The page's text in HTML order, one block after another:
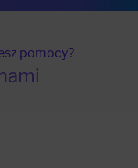
pomocy?